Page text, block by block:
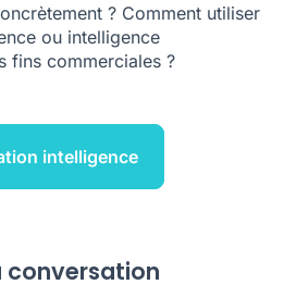
? Comment utiliser
ou intelligence
fins commerciales ?
intelligence
conversation